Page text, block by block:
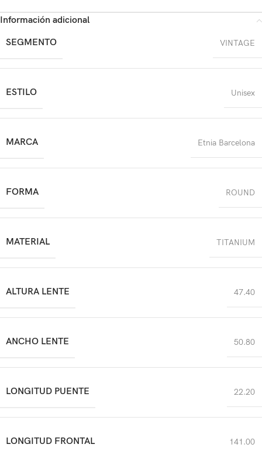
Información adicional
SEGMENTO
VINTAGE
ESTILO Unisex
MARCA Etnia Barcelona
FORMA ROUND
MATERIAL TITANIUM
ALTURA LENTE 47.40
ANCHO LENTE 50.80
LONGITUD PUENTE 22.20
LONGITUD FRONTAL 141.00